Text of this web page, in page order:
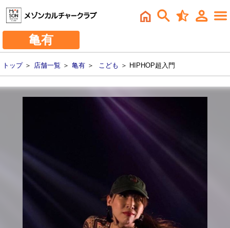
亀有
トップ＞ 店舗一覧 ＞ 亀有 ＞ こども ＞ HIPHOP超入門